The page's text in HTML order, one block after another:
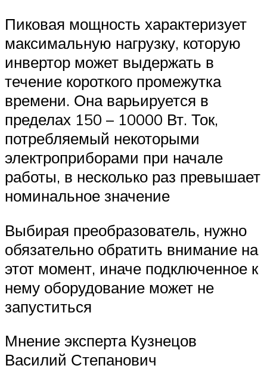
Пиковая мощность характеризует
максимальную нагрузку, которую
инвертор может выдержать в
течение короткого промежутка
времени. Она варьируется в
пределах 150 – 10000 Вт. Ток,
потребляемый некоторыми
электроприборами при начале
работы, в несколько раз превышает
номинальное значение
Выбирая преобразователь, нужно
обязательно обратить внимание на
этот момент, иначе подключенное к
нему оборудование может не
запуститься
Мнение эксперта Кузнецов
Василий Степанович